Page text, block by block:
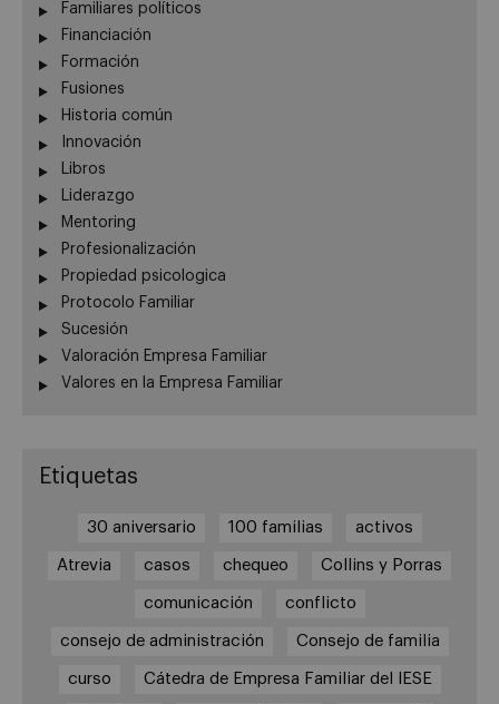
Familiares políticos
Financiación
Formación
Fusiones
Historia común
Innovación
Libros
Liderazgo
Mentoring
Profesionalización
Propiedad psicologica
Protocolo Familiar
Sucesión
Valoración Empresa Familiar
Valores en la Empresa Familiar
Etiquetas
30 aniversario 100 familias activos
Atrevia casos chequeo Collins y Porras
comunicación conflicto
consejo de administración Consejo de familia
curso Cátedra de Empresa Familiar del IESE